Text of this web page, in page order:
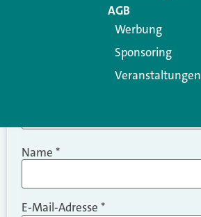
Name *
E-Mail-Adresse *
AGB
Werbung
Sponsoring
Veranstaltungen